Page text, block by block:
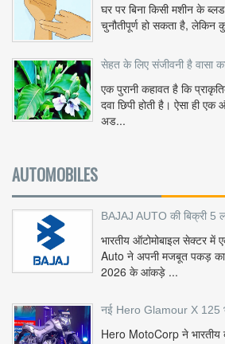
घर पर बिना किसी मशीन के
चुनौतीपूर्ण हो सकता है, लेकिन
सेहत के लिए संजीवनी है वासा
एक पुरानी कहावत है कि
दवा छिपी होती है। ऐसा ही एक
अड...
AUTOMOBILES
BAJAJ AUTO की बिक्री 5
भारतीय ऑटोमोबाइल सेक्टर में
Auto ने अपनी मजबूत पकड़ का
2026 के आंकड़े ...
नई Hero Glamour X 125
Hero MotoCorp ने भारतीय